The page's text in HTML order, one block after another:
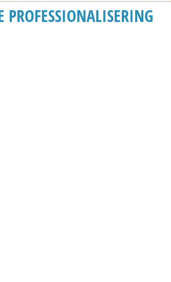
PROFESSIONALISERING